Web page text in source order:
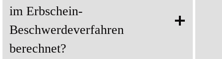
im Erbschein-
Beschwerdeverfahren
berechnet?